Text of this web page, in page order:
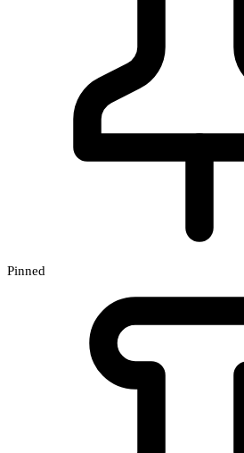
Pinned